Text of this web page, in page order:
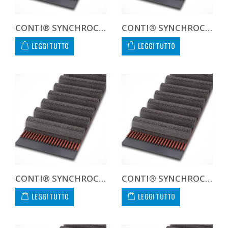
CONTI® SYNCHROCOLOR CXA HTD8116050COLCXA
LEGGI TUTTO
CONTI® SYNCHROCOLOR CXA HTD81160COLCXA CUSTOM
LEGGI TUTTO
CONTI® SYNCHROCOLOR CXA HTD8120030COLCXA
LEGGI TUTTO
CONTI® SYNCHROCOLOR CXA HTD8120050COLCXA
LEGGI TUTTO